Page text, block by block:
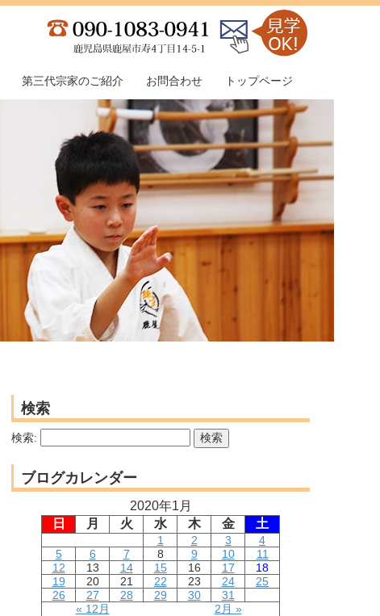
第三代宗家のご紹介 お問合わせ トップページ
検索
検索:
ブログカレンダー
2020年1月
日
月 火 水 木 金 土
« 12月 2月 »
1 2 3
4
5
6 7 8 9 10
11
12
13 14 15 16 17
18
19
20 21 22 23 24
25
26
27 28 29 30 31